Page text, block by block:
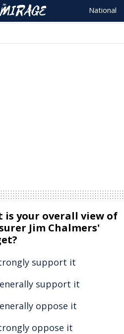
National
is your overall view of
Jim Chalmers'
support it
support it
oppose it
oppose it